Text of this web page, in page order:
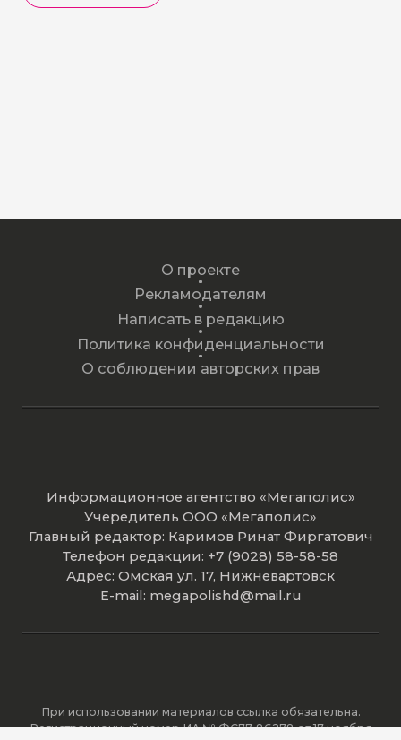
О проекте
Рекламодателям
Написать в редакцию
Политика конфиденциальности
О соблюдении авторских прав
Информационное агентство «Мегаполис»
Учередитель ООО «Мегаполис»
Главный редактор: Каримов Ринат Фиргатович
Телефон редакции: +7 (9028) 58-58-58
Адрес: Омская ул. 17, Нижневартовск
E-mail: megapolishd@mail.ru
При использовании материалов ссылка обязательна.
Регистрационный номер ИА № ФС77-86278 от 17 ноября